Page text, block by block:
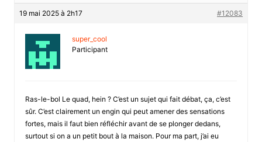
19 mai 2025 à 2h17 #12083
super_cool
Participant
Ras-le-bol Le quad, hein ? C’est un sujet qui fait débat, ça, c’est
sûr. C’est clairement un engin qui peut amener des sensations
fortes, mais il faut bien réfléchir avant de se plonger dedans,
surtout si on a un petit bout à la maison. Pour ma part, j’ai eu